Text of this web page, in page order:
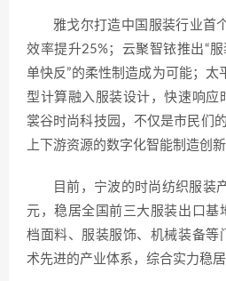
雅戈尔打造中国服装行业首
效率提升25%；云聚智铱推出“
单快反”的柔性制造成为可能；太
型计算融入服装设计，快速响应
裳谷时尚科技园，不仅是市民们
上下游资源的数字化智能制造创
目前，宁波的时尚纺织服装
元，稳居全国前三大服装出口基
档面料、服装服饰、机械装备等
术先进的产业体系，综合实力稳居